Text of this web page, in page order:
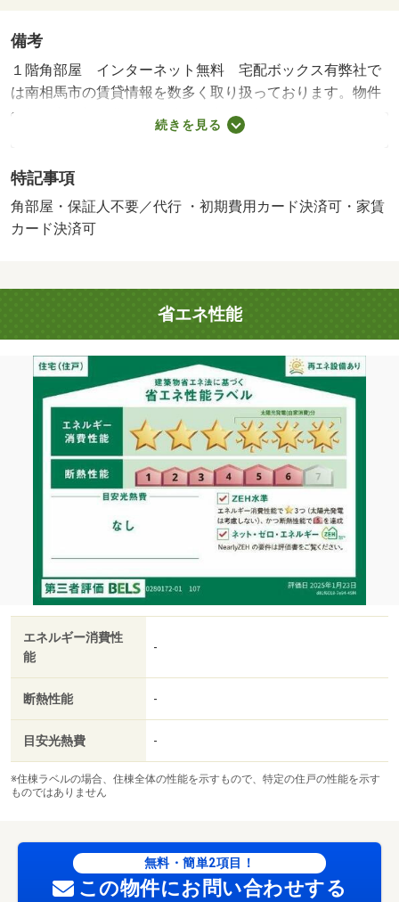
備考
１階角部屋 インターネット無料 宅配ボックス有弊社で
は南相馬市の賃貸情報を数多く取り扱っております。物件
の探し方や初期費用お見積り、内見ご予約など、お気軽に
ご相談ください。・賃貸保証等：加入要（ハウスリーブ
額保証委託料：賃料総額の２．２％又は５．５％ ※ペッ
ト可は２．５万／２．５％）・維持費等：町内会費２５０
円／月・管理形態／管理員の勤務形態：不在・１階角部
続きを見る
特記事項
角部屋・保証人不要／代行 ・初期費用カード決済可・家賃
カード決済可
省エネ性能
エネルギー消費性
能
-
断熱性能 -
目安光熱費 -
※住棟ラベルの場合、住棟全体の性能を示すもので、特定の住戸の性能を示す
ものではありません
無料・簡単2項目！
この物件にお問い合わせする